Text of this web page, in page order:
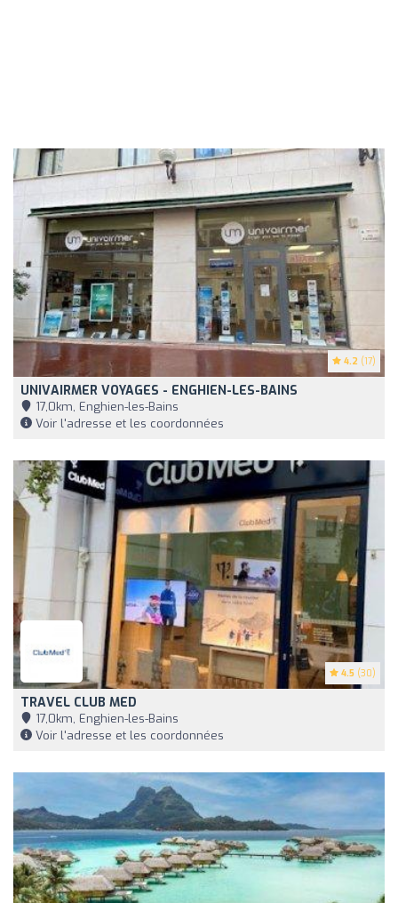
4.2 (17)
UNIVAIRMER VOYAGES - ENGHIEN-LES-BAINS
17,0km, Enghien-les-Bains
Voir l'adresse et les coordonnées
4.5 (30)
TRAVEL CLUB MED
17,0km, Enghien-les-Bains
Voir l'adresse et les coordonnées